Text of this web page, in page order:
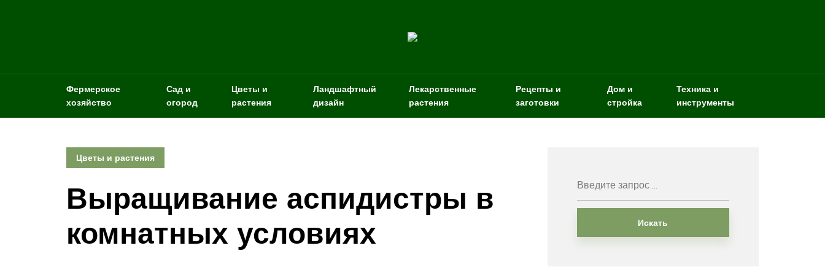
Фермерское
хозяйство
Сад и
огород
Цветы и
растения
Ландшафтный
дизайн
Лекарственные
растения
Рецепты и
заготовки
Дом и
стройка
Техника и
инструменты
Цветы и растения
Выращивание аспидистры в
комнатных условиях
Искать